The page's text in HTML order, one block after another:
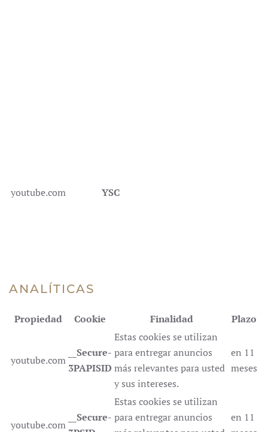
youtube.com YSC
ANALÍTICAS
Propiedad Cookie Finalidad Plazo
youtube.com
__Secure-
3PAPISID
Estas cookies se utilizan
para entregar anuncios
más relevantes para usted
y sus intereses.
en 11
meses
youtube.com
__Secure-
Estas cookies se utilizan
para entregar anuncios
en 11